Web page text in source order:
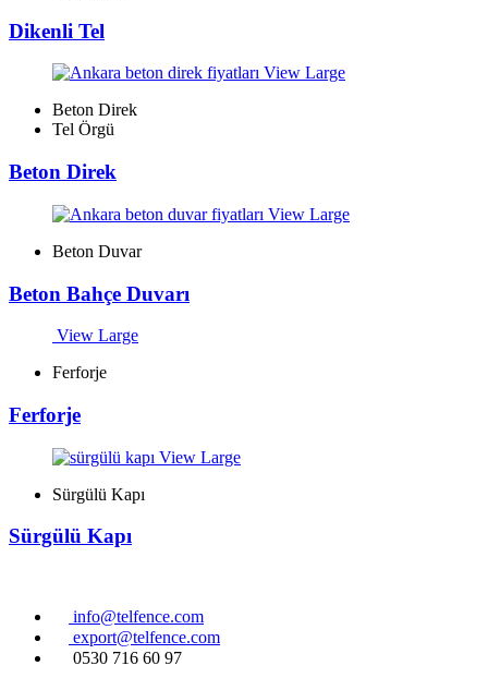
Dikenli Tel
View Large
Beton Direk
Tel Örgü
Beton Direk
View Large
Beton Duvar
Beton Bahçe Duvarı
View Large
Ferforje
Ferforje
View Large
Sürgülü Kapı
Sürgülü Kapı
info@telfence.com
export@telfence.com
0530 716 60 97